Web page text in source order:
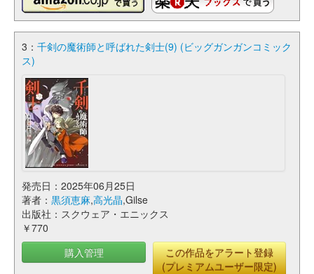
3： 千剣の魔術師と呼ばれた剣士(9) (ビッグガンガンコミック
ス)
発売日：2025年06月25日
著者： 黒須恵麻,高光晶,Gilse
出版社：スクウェア・エニックス
￥770
購入管理
この作品をアラート登録
(プレミアムユーザー限定)